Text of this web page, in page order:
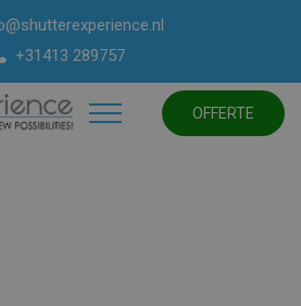
+31413 289757
OFFERTE